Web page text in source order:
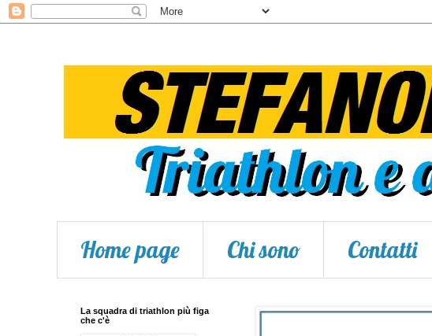
Home page Chi sono Contatti
La squadra di triathlon più figa
che c'è